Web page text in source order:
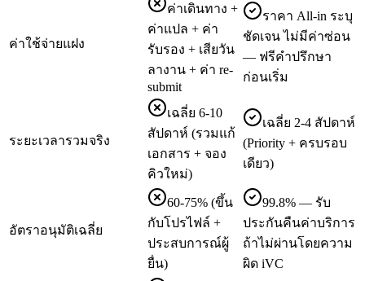
ค่าใช้จ่ายแฝง
ค่าเดินทาง +
ค่าแปล + ค่า
รับรอง + เสียวัน
ลางาน + ค่า re-
submit
ราคา All-in ระบุ
ชัดเจน ไม่มีค่าซ่อน
— ฟรีคำปรึกษา
ก่อนเริ่ม
ระยะเวลารวมจริง
เฉลี่ย 6-10
สัปดาห์ (รวมแก้
เอกสาร + จอง
คิวใหม่)
เฉลี่ย 2-4 สัปดาห์
(Priority + ครบรอบ
เดียว)
อัตราอนุมัติเฉลี่ย
60-75% (ขึ้น
กับโปรไฟล์ +
ประสบการณ์ผู้
ยื่น)
99.8% — รับ
ประกันคืนค่าบริการ
ถ้าไม่ผ่านโดยความ
ผิด iVC